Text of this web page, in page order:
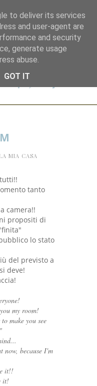
MIA CASA
tanto
camera!!
propositi di
lo stato
del previsto a
deve!
my room!
make you see
now, because I'm
it!!
it!
to deliver its services
and user-agent are
and security
generate usage
abuse.
GOT IT